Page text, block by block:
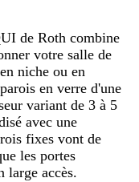
de Roth combine
votre salle de
niche ou en
en verre d'une
variant de 3 à 5
avec une
fixes vont de
les portes
large accès.